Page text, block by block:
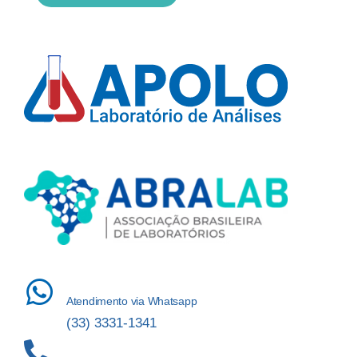
Atendimento via Whatsapp
(33) 3331-1341